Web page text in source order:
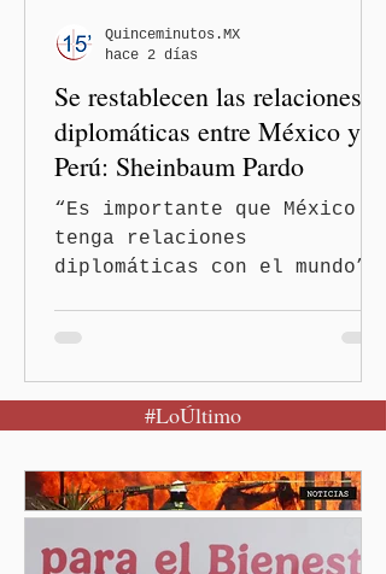
señalados como
discriminatorios hacia
hombres y personas adultas
mayores.
Se restablecen las relaciones
diplomáticas entre México y
Perú: Sheinbaum Pardo
“Es importante que México
tenga relaciones
diplomáticas con el mundo”,
Sheinbaum Pardo anunció el
restablecimiento de las
entre los gobiernos de
México y Perú. “Es
la orientación política de
Quinceminutos.MX
hace 2 días
#LoÚltimo